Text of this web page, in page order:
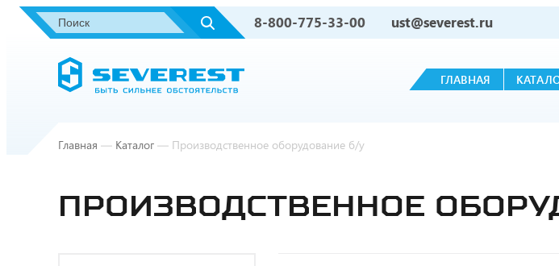
8-800-775-33-00 ust@severest.ru
ГЛАВНАЯ
Главная — Каталог — Производственное оборудование б/у
ПРОИЗВОДСТВЕННОЕ